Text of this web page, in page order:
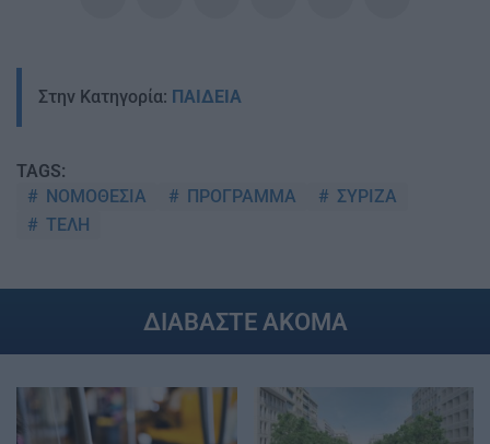
Στην Κατηγορία: ΠΑΙΔΕΙΑ
TAGS:
ΝΟΜΟΘΕΣΙΑ
ΠΡΟΓΡΑΜΜΑ
ΣΥΡΙΖΑ
ΤΕΛΗ
ΔΙΑΒΑΣΤΕ ΑΚΟΜΑ